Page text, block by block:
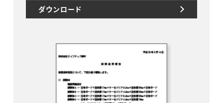
ダウンロード